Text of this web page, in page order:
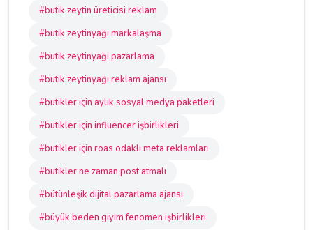
#butik zeytin üreticisi reklam
#butik zeytinyağı markalaşma
#butik zeytinyağı pazarlama
#butik zeytinyağı reklam ajansı
#butikler için aylık sosyal medya paketleri
#butikler için influencer işbirlikleri
#butikler için roas odaklı meta reklamları
#butikler ne zaman post atmalı
#bütünleşik dijital pazarlama ajansı
#büyük beden giyim fenomen işbirlikleri